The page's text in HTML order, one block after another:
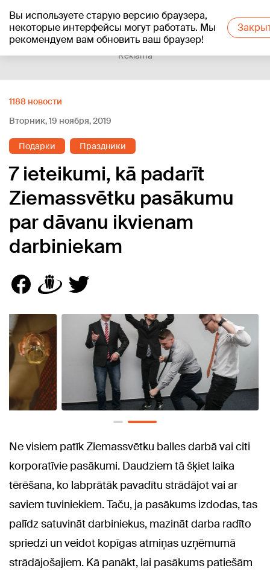
Вы используете старую версию браузера,
некоторые интерфейсы могут работать. Мы
рекомендуем вам обновить ваш браузер!
+20°C
Reklāma
1188 новости
Вторник, 19 ноября, 2019
Подарки Праздники
7 ieteikumi, kā padarīt
Ziemassvētku pasākumu
par dāvanu ikvienam
darbiniekam
Ne visiem patīk Ziemassvētku balles darbā vai citi
korporatīvie pasākumi. Daudziem tā šķiet laika
tērēšana, ko labprātāk pavadītu strādājot vai ar
saviem tuviniekiem. Taču, ja pasākums izdodas, tas
palīdz satuvināt darbiniekus, mazināt darba radīto
spriedzi un veidot kopīgas atmiņas uzņēmumā
strādājošajiem. Kā panākt, lai pasākums patiešām